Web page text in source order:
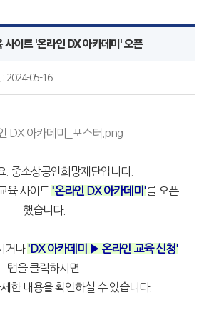
사이트 '온라인 DX 아카데미' 오픈
: 2024-05-16
. 중소상공인희망재단입니다.
육 사이트 '온라인 DX 아카데미'를 오픈
했습니다.
거나'DX 아카데미 ▶ 온라인 교육 신청'
탭을 클릭하시면
한 내용을 확인하실 수 있습니다.